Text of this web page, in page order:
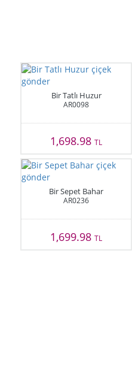
Bir Tatlı Huzur
AR0098
1,698.98TL
Bir Sepet Bahar
AR0236
1,699.98TL